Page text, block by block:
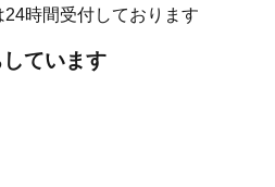
時間受付しております
ています